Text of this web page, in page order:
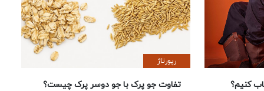
کنیم؟
رپورتاژ
تفاوت جو پرک با جو دوسر پرک چیست؟